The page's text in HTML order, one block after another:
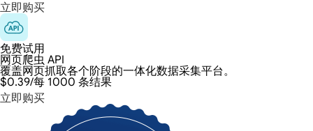
立即购买
免费试用
网页爬虫 API
覆盖网页抓取各个阶段的一体化数据采集平台。
$0.39/每 1000 条结果
立即购买